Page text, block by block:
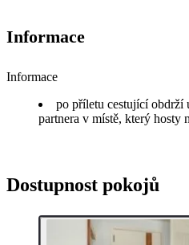
Informace
Informace
po příletu cestující obdrží
partnera v místě, který
Dostupnost pokojů